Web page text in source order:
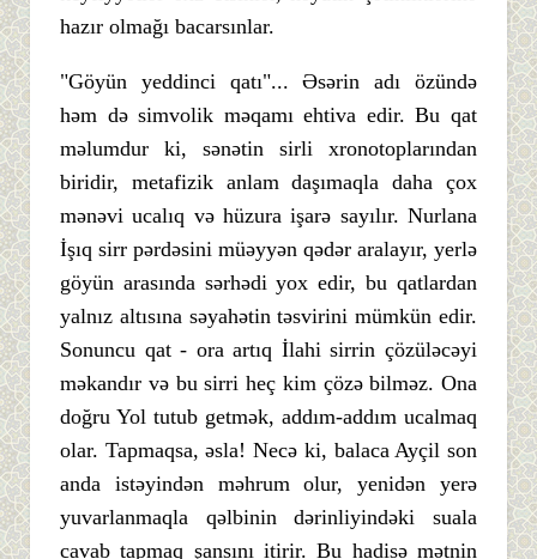
hazır olmağı bacarsınlar.
"Göyün yeddinci qatı"... Əsərin adı özündə
həm də simvolik məqamı ehtiva edir. Bu qat
məlumdur ki, sənətin sirli xronotoplarından
biridir, metafizik anlam daşımaqla daha çox
mənəvi ucalıq və hüzura işarə sayılır. Nurlana
İşıq sirr pərdəsini müəyyən qədər aralayır, yerlə
göyün arasında sərhədi yox edir, bu qatlardan
yalnız altısına səyahətin təsvirini mümkün edir.
Sonuncu qat - ora artıq İlahi sirrin çözüləcəyi
məkandır və bu sirri heç kim çözə bilməz. Ona
doğru Yol tutub getmək, addım-addım ucalmaq
olar. Tapmaqsa, əsla! Necə ki, balaca Ayçil son
anda istəyindən məhrum olur, yenidən yerə
yuvarlanmaqla qəlbinin dərinliyindəki suala
cavab tapmaq şansını itirir. Bu hadisə mətnin